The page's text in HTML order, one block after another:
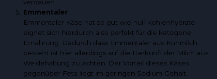
verdauen.
Emmentaler
Emmentaler Käse hat so gut wie null Kohlenhydrate
eignet sich hierdurch also perfekt für die ketogene
Ernährung. Dadurch dass Emmentaler aus Kuhmilch
besteht ist hier allerdings auf die Herkunft der Milch aus
Weidehaltung zu achten. Der Vorteil dieses Käses
gegenüber Feta liegt im geringen Sodium Gehalt.